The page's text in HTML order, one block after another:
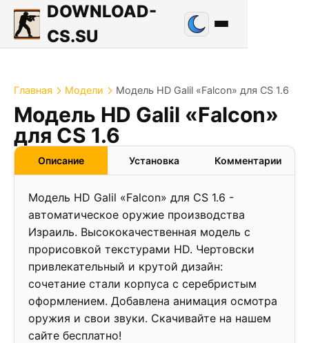
DOWNLOAD-
CS.SU
Главная Модели Модель HD Galil «Falcon» для CS 1.6
Модель HD Galil «Falcon»
для CS 1.6
Описание Установка Комментарии
Модель HD Galil «Falcon» для CS 1.6 -
автоматическое оружие производства
Израиль. Высококачественная модель с
прорисовкой текстурами HD. Чертовски
привлекательный и крутой дизайн:
сочетание стали корпуса с серебристым
оформлением. Добавлена анимация осмотра
оружия и свои звуки. Скачивайте на нашем
сайте бесплатно!